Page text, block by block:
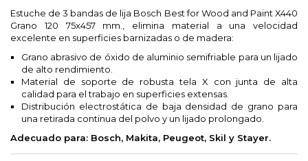
Estuche de 3 bandas de lija Bosch Best for Wood and Paint X440
Grano 120 75x457 mm., elimina material a una velocidad
excelente en superficies barnizadas o de madera:
Grano abrasivo de óxido de aluminio semifriable para un lijado
de alto rendimiento.
Material de soporte de robusta tela X con junta de alta
calidad para el trabajo en superficies extensas.
Distribución electrostática de baja densidad de grano para
una retirada continua del polvo y un lijado prolongado.
Adecuado para: Bosch, Makita, Peugeot, Skil y Stayer.